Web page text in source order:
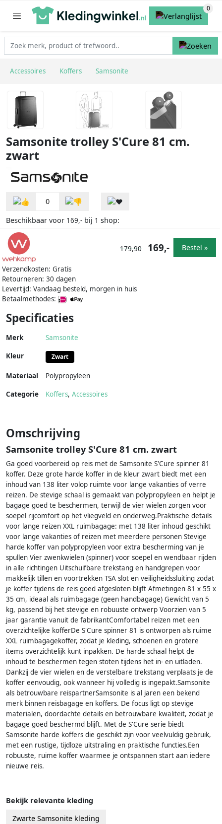
Accessoires Koffers Samsonite
Samsonite trolley S'Cure 81 cm.
zwart
0
Beschikbaar voor 169,- bij 1 shop:
Verzendkosten: Gratis
Retourneren: 30 dagen
Levertijd: Vandaag besteld, morgen in huis
Betaalmethodes:
179,90 169,- Bestel »
Specificaties
Merk Samsonite
Kleur Zwart
Materiaal Polypropyleen
Categorie Koffers, Accessoires
Omschrijving
Samsonite trolley S'Cure 81 cm. zwart
Ga goed voorbereid op reis met de Samsonite S'Cure spinner 81
koffer. Deze grote harde koffer in de kleur zwart biedt met een
inhoud van 138 liter volop ruimte voor lange vakanties of verre
reizen. De stevige schaal is gemaakt van polypropyleen en helpt je
bagage goed te beschermen, terwijl de vier wielen zorgen voor
soepel rijcomfort op het vliegveld en onderweg.Praktische details
voor lange reizen XXL ruimbagage: met 138 liter inhoud geschikt
voor lange vakanties of reizen met meerdere personen Stevige
harde koffer van polypropyleen voor extra bescherming van je
spullen Vier zwenkwielen (spinner) voor soepel en wendbaar rijden
in alle richtingen Uitschuifbare trekstang en handgrepen voor
makkelijk tillen en voortrekken TSA slot en veiligheidssluiting zodat
je koffer tijdens de reis goed afgesloten blijft Afmetingen 81 x 55 x
35 cm, ideaal als ruimbagage (geen handbagage) Gewicht van 5
kg, passend bij het stevige en robuuste ontwerp Voorzien van 5
jaar garantie vanuit de fabrikantComfortabel reizen met een
overzichtelijke kofferDe S'Cure spinner 81 is ontworpen als ruime
XXL ruimbagagekoffer, zodat je kleding, schoenen en grotere
items overzichtelijk kunt inpakken. De harde schaal helpt de
inhoud te beschermen tegen stoten tijdens het in- en uitladen.
Dankzij de vier wielen en de verstelbare trekstang verplaats je de
koffer eenvoudig, ook wanneer hij volledig is ingepakt.Samsonite
als betrouwbare reispartnerSamsonite is al jaren een bekend
merk binnen reisbagage en koffers. De focus ligt op stevige
materialen, doordachte details en betrouwbare kwaliteit, zodat je
bagage goed beschermd blijft. Met de S'Cure serie biedt
Samsonite harde koffers die geschikt zijn voor veelvuldig gebruik,
met een rustige, tijdloze uitstraling en praktische functies.Een
robuuste, ruime koffer waarmee je ontspannen start aan iedere
nieuwe reis.
Bekijk relevante kleding
Zwarte Samsonite kleding